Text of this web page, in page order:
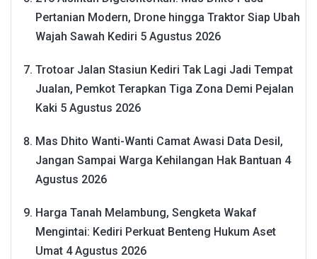
Pertanian Modern, Drone hingga Traktor Siap Ubah
Wajah Sawah Kediri 5 Agustus 2026
Trotoar Jalan Stasiun Kediri Tak Lagi Jadi Tempat
Jualan, Pemkot Terapkan Tiga Zona Demi Pejalan
Kaki 5 Agustus 2026
Mas Dhito Wanti-Wanti Camat Awasi Data Desil,
Jangan Sampai Warga Kehilangan Hak Bantuan 4
Agustus 2026
Harga Tanah Melambung, Sengketa Wakaf
Mengintai: Kediri Perkuat Benteng Hukum Aset
Umat 4 Agustus 2026